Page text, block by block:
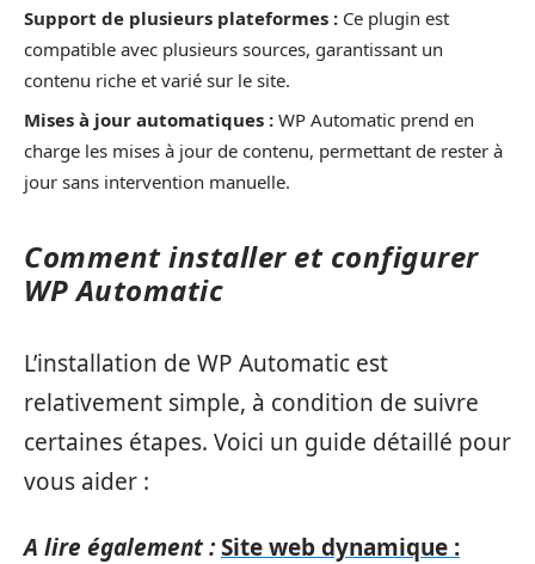
Support de plusieurs plateformes : Ce plugin est
compatible avec plusieurs sources, garantissant un
contenu riche et varié sur le site.
Mises à jour automatiques : WP Automatic prend en
charge les mises à jour de contenu, permettant de rester à
jour sans intervention manuelle.
Comment installer et configurer
WP Automatic
L’installation de WP Automatic est
relativement simple, à condition de suivre
certaines étapes. Voici un guide détaillé pour
vous aider :
A lire également :Site web dynamique :